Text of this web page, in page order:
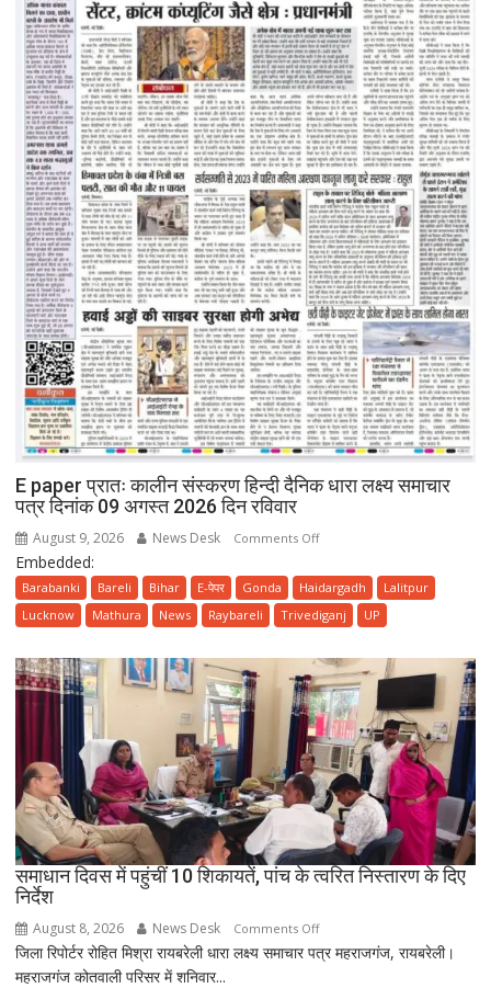
E paper प्रातः कालीन संस्करण हिन्दी दैनिक धारा लक्ष्य समाचार
पत्र दिनांक 09 अगस्त 2026 दिन रविवार
August 9, 2026 News Desk Comments Offon
paper
प्रातः
संस्करण
हिन्दी
दैनिक
धारा
लक्ष्य
समाचार
पत्र
दिनांक
09
अगस्त
दिन
रविवार
Embedded:
Barabanki Bareli Bihar E-पेपर Gonda Haidargadh
Lalitpur
Lucknow
Mathura News Raybareli Trivediganj UP
समाधान दिवस में पहुंचीं 10 शिकायतें, पांच के त्वरित निस्तारण के दिए
निर्देश
August 8, 2026 News Desk Comments Offon
समाधान
जिला रिपोर्टर रोहित मिश्रा रायबरेली धारा लक्ष्य समाचार पत्र महराजगंज, रायबरेली।
महराजगंज कोतवाली परिसर में शनिवार...